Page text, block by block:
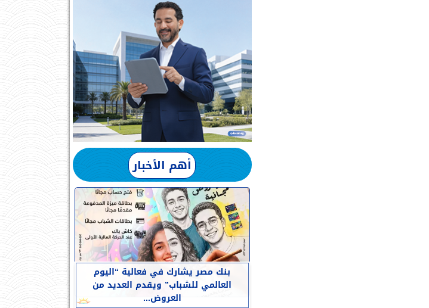
أهم الأخبار
بنك مصر يشارك في فعالية “اليوم
العالمي للشباب” ويقدم العديد من
العروض...